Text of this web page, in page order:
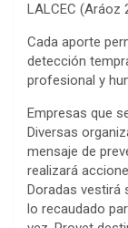
LALCEC (Aráoz
Cada aporte
detección
profesional y
Empresas que
Diversas
mensaje de
realizará
Doradas
lo recaudado